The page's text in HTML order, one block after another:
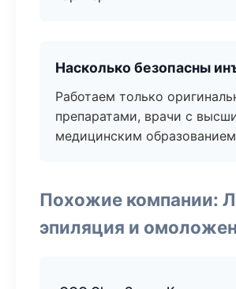
Насколько безопасны
Работаем только
препаратами, врачи с
медицинским
Похожие компании:
эпиляция и